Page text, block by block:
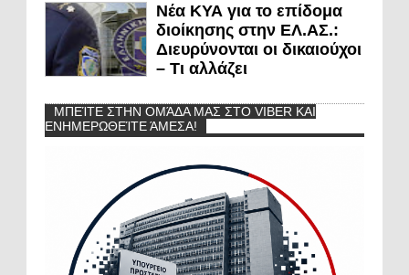
Νέα ΚΥΑ για το επίδομα
διοίκησης στην ΕΛ.ΑΣ.:
Διευρύνονται οι δικαιούχοι
– Τι αλλάζει
ΜΠΕΊΤΕ ΣΤΗΝ ΟΜΆΔΑ ΜΑΣ ΣΤΟ VIBER ΚΑΙ
ΕΝΗΜΕΡΩΘΕΊΤΕ ΆΜΕΣΑ!